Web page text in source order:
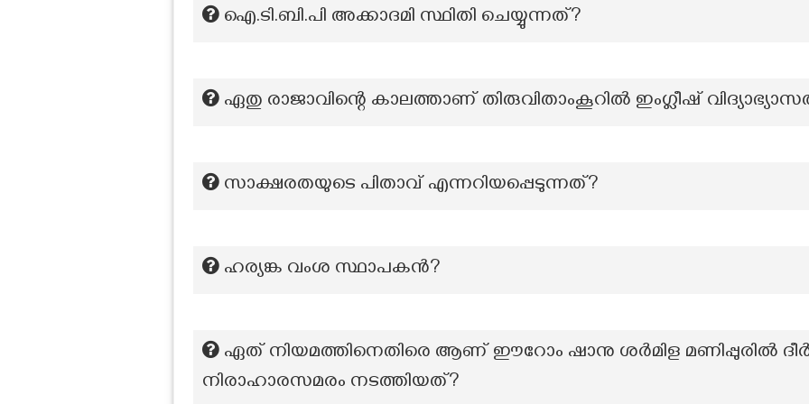
ഐ.ടി.ബി.പി അക്കാദമി സ്ഥിതി ചെയ്യുന്നത്?
ഏതു രാജാവിന്റെ കാലത്താണ് തിരുവിതാംകൂറിൽ ഇംഗ്ലീഷ്
സാക്ഷരതയുടെ പിതാവ് എന്നറിയപ്പെടുന്നത്?
ഹര്യങ്ക വംശ സ്ഥാപകന്‍?
ഏത് നിയമത്തിനെതിരെ ആണ് ഈറോം ഷാനു ശർമിള മണിപ്പുരിൽ
നിരാഹാരസമരം നടത്തിയത്?